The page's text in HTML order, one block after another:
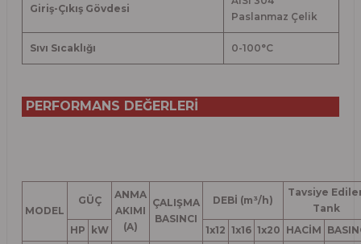
Giriş-Çıkış Gövdesi
Paslanmaz Çelik
Sıvı Sıcaklığı 0-100°C
PERFORMANS DEĞERLERİ
MODEL
GÜÇ
ANMA
AKIMI
(A)
ÇALIŞMA
BASINCI
DEBİ (m³/h)
Tavsiye
Tank
HP
kW 1x12 1x16 1x20 HACİM